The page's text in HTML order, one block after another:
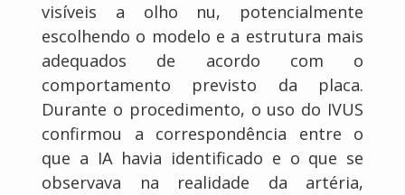
visíveis a olho nu, potencialmente
escolhendo o modelo e a estrutura mais
adequados de acordo com o
comportamento previsto da placa.
Durante o procedimento, o uso do IVUS
confirmou a correspondência entre o
que a IA havia identificado e o que se
observava na realidade da artéria,